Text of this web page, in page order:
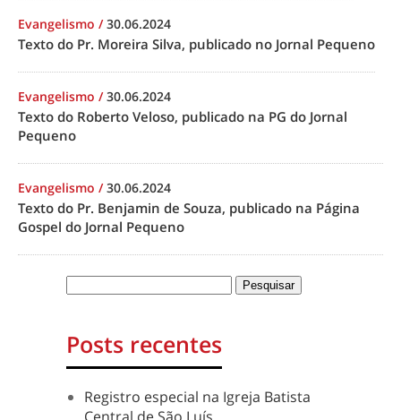
Evangelismo /30.06.2024
Texto do Pr. Moreira Silva, publicado no Jornal Pequeno
Evangelismo /30.06.2024
Texto do Roberto Veloso, publicado na PG do Jornal
Pequeno
Evangelismo /30.06.2024
Texto do Pr. Benjamin de Souza, publicado na Página
Gospel do Jornal Pequeno
Posts recentes
Registro especial na Igreja Batista